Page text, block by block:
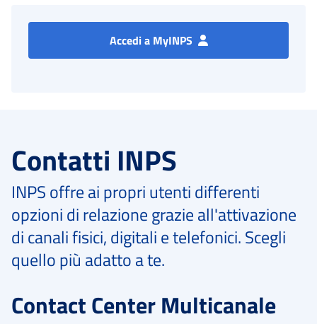
Accedi a MyINPS
Contatti INPS
INPS offre ai propri utenti differenti
opzioni di relazione grazie all'attivazione
di canali fisici, digitali e telefonici. Scegli
quello più adatto a te.
Contact Center Multicanale